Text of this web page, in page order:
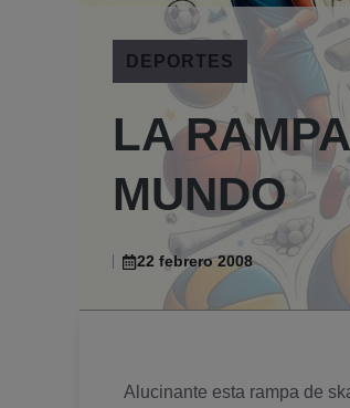
DEPORTES
LA
MUNDO
22 febrero 2008
Alucinante esta rampa de